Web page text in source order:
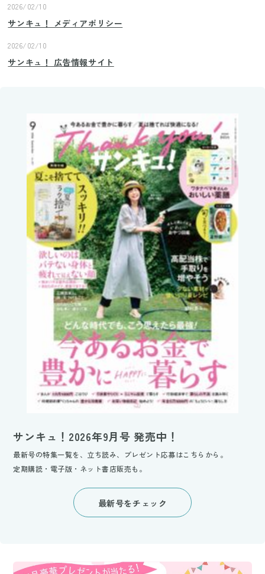
2026/02/10
サンキュ！ メディアポリシー
2026/02/10
サンキュ！ 広告情報サイト
サンキュ！2026年9月号 発売中！
最新号の特集一覧を、立ち読み、プレゼント応募はこちらから。
定期購読・電子版・ネット書店販売も。
最新号をチェック